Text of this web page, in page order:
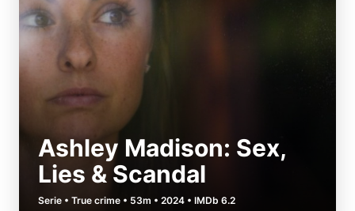
Ashley Madison: Sex,
Lies & Scandal
Serie • True crime • 53m • 2024 • IMDb 6.2